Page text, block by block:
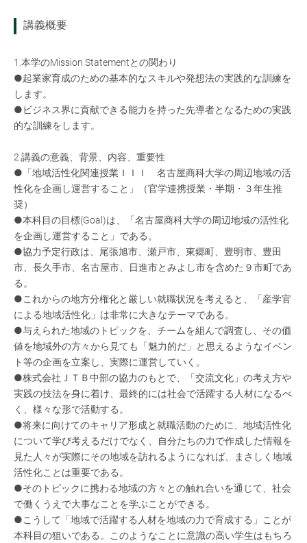
講義概要
1.本学のMission Statementとの関わり
●起業家育成のための基本的なスキルや発想法の実践的な訓練を
します。
●ビジネス界に貢献できる能力を持った先導者となるための実践
的な訓練をします。
2.講義の意義、背景、内容、重要性
●「地域活性化関連授業ＩＩＩ 名古屋商科大学の周辺地域の活
性化を企画し運営すること」（官学連携授業・半期・３年生推
奨）
●本科目の目標(Goal)は、「名古屋商科大学の周辺地域の活性化
を企画し運営すること」である。
●協力予定行政は、尾張旭市、瀬戸市、東郷町、豊明市、豊田
市、長久手市、名古屋市、日進市とみよし市を含めた９市町であ
る。
●これからの地方分権化と厳しい就職状況を考えると、「産学官
による地域活性化」は非常に大きなテーマである。
●与えられた地域のトピックを、チームを組んで調査し、その価
値を地域外の方々から見ても「魅力的だ」と思えるようなイベン
ト等の企画を立案し、実際に運営していく。
●株式会社ＪＴＢ中部の協力のもとで、「交流文化」の考え方や
実践の技法を身に着け、最終的には社会で活躍する人材になるべ
く、様々な形で活動する。
●将来に向けてのキャリア形成と就職活動のために、地域活性化
について学び考えるだけでなく、自分たちの力で作成した情報を
見た人々が実際にその地域を訪れるようになれば、まさしく地域
活性化ことは重要である。
●そのトピックに携わる地域の方々との触れ合いを通じて、社会
で働くうえで大事なことを学ぶことができる。
●こうして「地域で活躍する人材を地域の力で育成する」ことが
本科目の狙いである。このようなことに意識の高い学生はもちろ